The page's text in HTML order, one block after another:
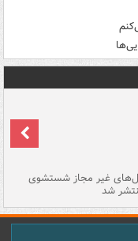
غیر مجاز شستشوی
شد